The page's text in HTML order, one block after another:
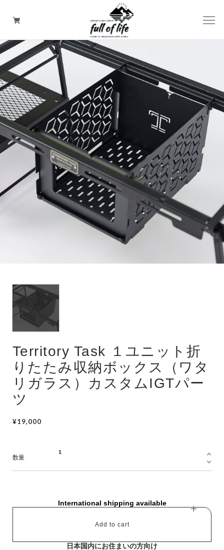
CAMPING GOODS
CLOTHING/ Outdoor WEAR
Territory Task １ユニット折
りたたみ収納ボックス（ワタ
リガラス）カスタムIGTパー
ツ
¥19,000
数量
International shipping available
Add to cart
日本国内にお住まいの方向け